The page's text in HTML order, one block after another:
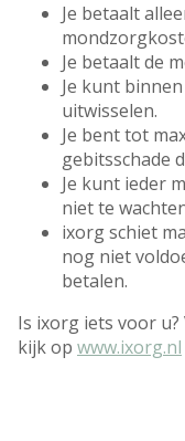
Je betaalt
Je betaalt de
Je kunt
uitwisselen.
Je bent tot
gebitsschade
Je kunt ieder
niet te
ixorg schiet
nog niet
betalen.
Is ixorg iets voor
kijk op www.ixorg.nl